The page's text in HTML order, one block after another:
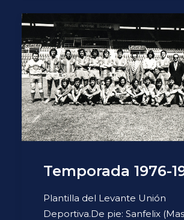
Temporada 1976-
Plantilla del Levante Unión
Deportiva.De pie: Sanfelix